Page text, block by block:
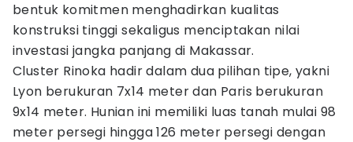
bentuk komitmen menghadirkan kualitas
konstruksi tinggi sekaligus menciptakan nilai
investasi jangka panjang di Makassar.
Cluster Rinoka hadir dalam dua pilihan tipe, yakni
Lyon berukuran 7x14 meter dan Paris berukuran
9x14 meter. Hunian ini memiliki luas tanah mulai 98
meter persegi hingga 126 meter persegi dengan